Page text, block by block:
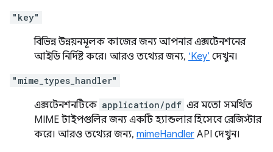
"key"
বিভিন্ন উন্নয়নমূলক কাজের জন্য আপনার এক্সটেনশনের
আইডি নির্দিষ্ট করে। আরও তথ্যের জন্য, ‘Key’ দেখুন।
"mime_types_handler"
এক্সটেনশনটিকে application/pdf এর মতো সমর্থিত
MIME টাইপগুলির জন্য একটি হ্যান্ডলার হিসেবে রেজিস্টার
করে। আরও তথ্যের জন্য, mimeHandler API দেখুন।